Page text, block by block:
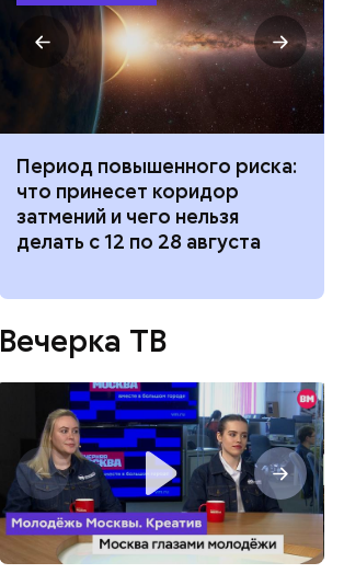
Период повышенного риска:
что принесет коридор
затмений и чего нельзя
делать с 12 по 28 августа
Вечерка ТВ